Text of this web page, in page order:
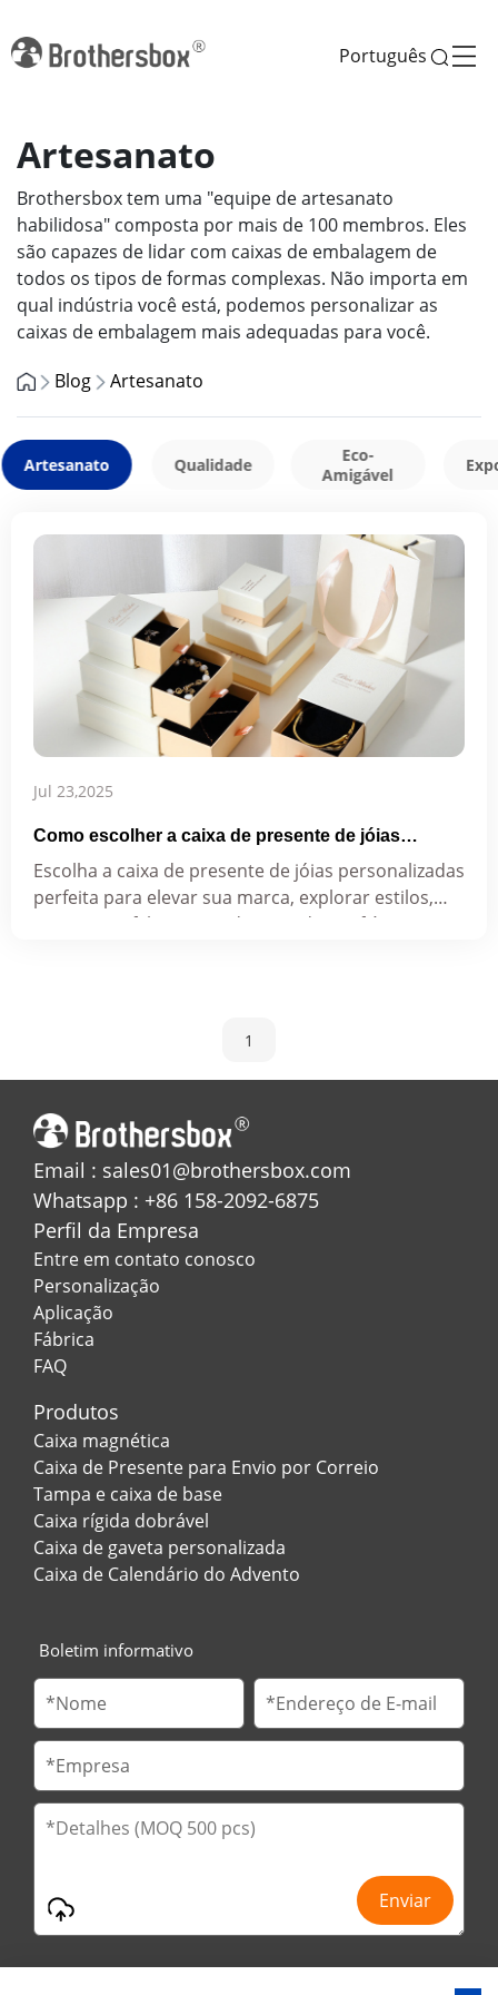
Português
Artesanato
Brothersbox tem uma "equipe de artesanato
habilidosa" composta por mais de 100 membros. Eles
são capazes de lidar com caixas de embalagem de
todos os tipos de formas complexas. Não importa em
qual indústria você está, podemos personalizar as
caixas de embalagem mais adequadas para você.
Blog
Artesanato
Artesanato Qualidade
Eco-
Amigável
Jul 23,2025
Como escolher a caixa de presente de jóias
Escolha a caixa de presente de jóias personalizadas
perfeita para elevar sua marca, explorar estilos,
materiais e fabricantes de atacado confiáveis.
1
Email : sales01@brothersbox.com
Whatsapp : +86 158-2092-6875
Perfil da Empresa
Entre em contato conosco
Personalização
Aplicação
Fábrica
FAQ
Produtos
Caixa magnética
Caixa de Presente para Envio por Correio
Tampa e caixa de base
Caixa rígida dobrável
Caixa de gaveta personalizada
Caixa de Calendário do Advento
Boletim informativo